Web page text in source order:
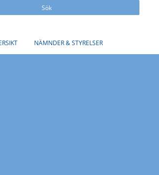
Sök
NÄMNDER & STYRELSER